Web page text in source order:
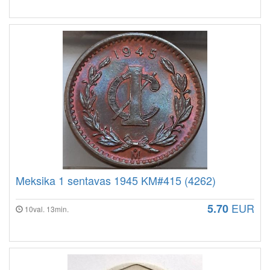
Meksika 1 sentavas 1945 KM#415 (4262)
10val. 13min. 5.70 EUR